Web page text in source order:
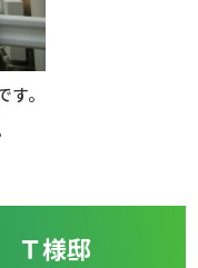
。
Ｔ様邸